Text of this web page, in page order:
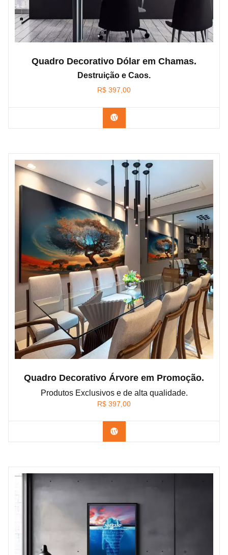
Quadro Decorativo Dólar em Chamas.
Destruição e Caos.
R$ 397,00
Confira os modelos
Quadro Decorativo Árvore em Promoção.
Produtos Exclusivos e de alta qualidade.
R$ 397,00
Confira os modelos